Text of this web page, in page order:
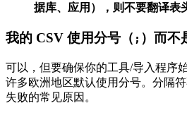
据库、应用），则不要翻译表
我的 CSV 使用分号（ ; ）而不
可以，但要确保你的工具/导入程序
许多欧洲地区默认使用分号。分隔
失败的常见原因。